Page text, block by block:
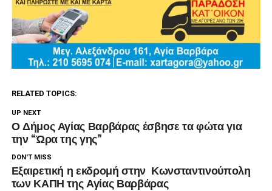
RELATED TOPICS:
UP NEXT
Ο Δήμος Αγίας Βαρβάρας έσβησε τα φώτα για
την “Ώρα της γης”
DON'T MISS
Εξαιρετική η εκδρομή στην Κωνσταντινούπολη
των ΚΑΠΗ της Αγίας Βαρβάρας